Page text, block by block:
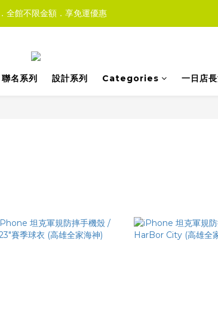
全館不限金額．享免運優惠
聯名系列 設計系列 Categories 一日店